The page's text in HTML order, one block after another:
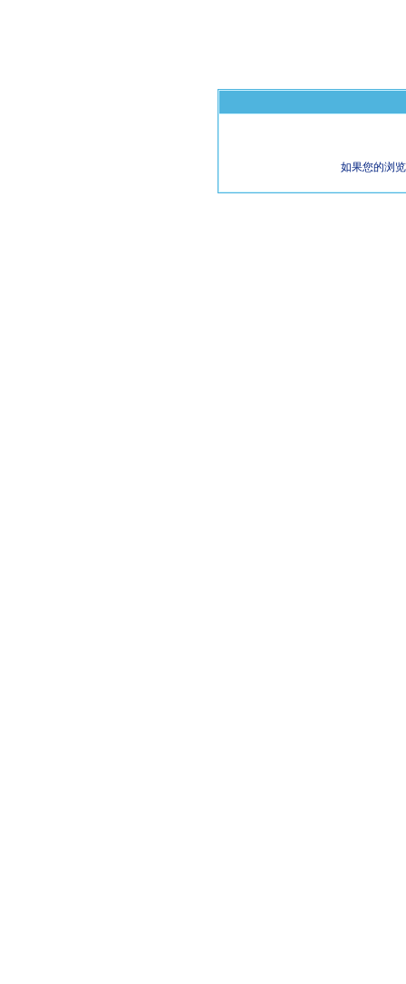
如果您的浏